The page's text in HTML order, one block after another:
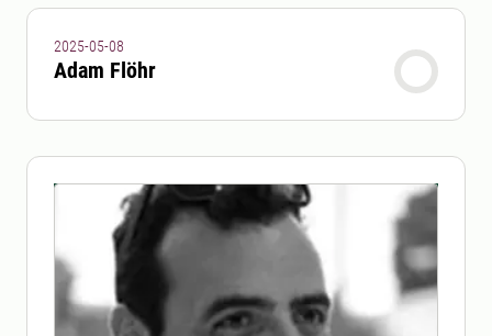
2025-05-08
Adam Flöhr